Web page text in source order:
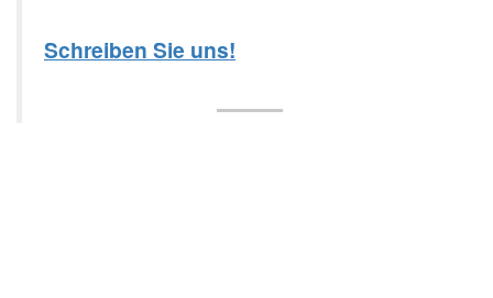
Schreiben Sie uns!